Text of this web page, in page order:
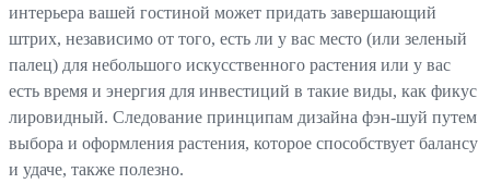
интерьера вашей гостиной может придать завершающий
штрих, независимо от того, есть ли у вас место (или зеленый
палец) для небольшого искусственного растения или у вас
есть время и энергия для инвестиций в такие виды, как фикус
лировидный. Следование принципам дизайна фэн-шуй путем
выбора и оформления растения, которое способствует балансу
и удаче, также полезно.